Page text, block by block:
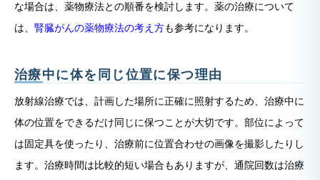
な場合は、薬物療法との順番を検討します。薬の治療について
は、 腎臓がんの薬物療法の考え方も参考になります。
治療中に体を同じ位置に保つ理由
放射線治療では、計画した場所に正確に照射するため、治療中に
体の位置をできるだけ同じに保つことが大切です。部位によって
は固定具を使ったり、治療前に位置合わせの画像を撮影したりし
ます。治療時間は比較的短い場合もありますが、通院回数は治療